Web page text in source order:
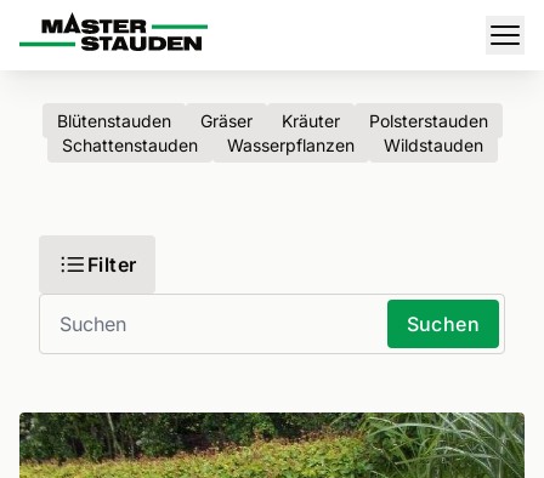
Master-Stauden
Blütenstauden Gräser Kräuter
Polsterstauden
Schattenstauden
Wasserpflanzen Wildstauden
Filter
Suchen